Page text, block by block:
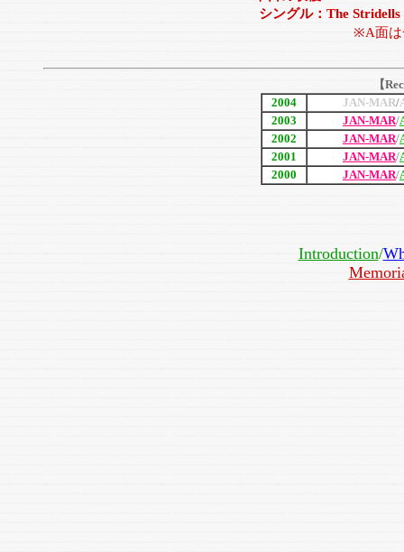
シングル：The Stridells
※A面は
【
2004
JAN-MAR/
2003
JAN-MAR/
2002
JAN-MAR/
2001
JAN-MAR/
2000
JAN-MAR/
Introduction/